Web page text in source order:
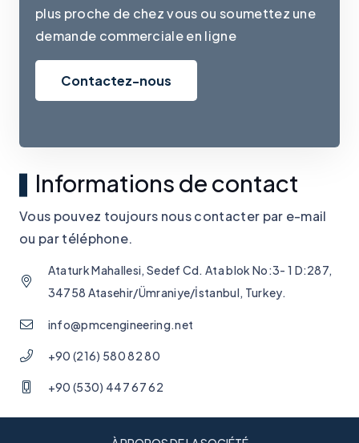
plus proche de chez vous ou soumettez une
demande commerciale en ligne
Contactez-nous
Informations de contact
Vous pouvez toujours nous contacter par e-mail
ou par téléphone.
Ataturk Mahallesi, Sedef Cd. Ata blok No:3- 1 D:287,
34758 Atasehir/Ümraniye/İstanbul, Turkey.
info@pmcengineering.net
+90 (216) 580 82 80
+90 (530) 447 67 62